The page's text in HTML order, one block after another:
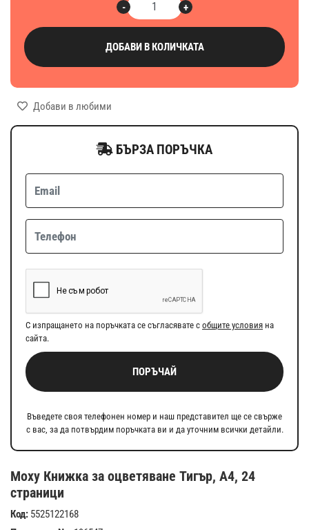
Moxy Книжка за оцветяване Тигър, А4, 24
страници
Код: 5525122168
+
-
ДОБАВИ В КОЛИЧКАТА
Добави в любими
БЪРЗА ПОРЪЧКА
С изпращането на поръчката се съгласявате с общите условия на
сайта.
ПОРЪЧАЙ
Въведете своя телефонен номер и наш представител ще се свърже
с вас, за да потвърдим поръчката ви и да уточним всички детайли.